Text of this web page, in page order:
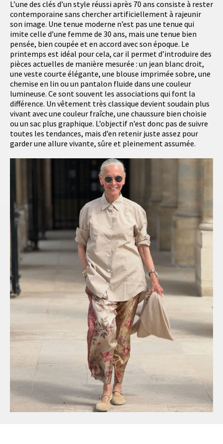
L’une des clés d’un style réussi après 70 ans consiste à rester
contemporaine sans chercher artificiellement à rajeunir
son image. Une tenue moderne n’est pas une tenue qui
imite celle d’une femme de 30 ans, mais une tenue bien
pensée, bien coupée et en accord avec son époque. Le
printemps est idéal pour cela, car il permet d’introduire des
pièces actuelles de manière mesurée : un jean blanc droit,
une veste courte élégante, une blouse imprimée sobre, une
chemise en lin ou un pantalon fluide dans une couleur
lumineuse. Ce sont souvent les associations qui font la
différence. Un vêtement très classique devient soudain plus
vivant avec une couleur fraîche, une chaussure bien choisie
ou un sac plus graphique. L’objectif n’est donc pas de suivre
toutes les tendances, mais d’en retenir juste assez pour
garder une allure vivante, sûre et pleinement assumée.